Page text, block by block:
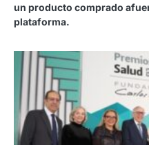
un producto comprado
plataforma.